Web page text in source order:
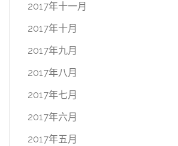
2017年十一月
2017年十月
2017年九月
2017年八月
2017年七月
2017年六月
2017年五月